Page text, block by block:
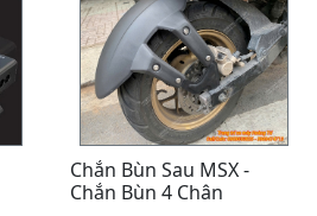
Chắn Bùn Sau MSX -
Chắn Bùn 4 Chân